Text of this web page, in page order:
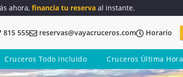
ahora, financia tu reserva al instante.
815 555 reservas@vayacruceros.com Horario
Cruceros Todo Incluido Cruceros Última Hora